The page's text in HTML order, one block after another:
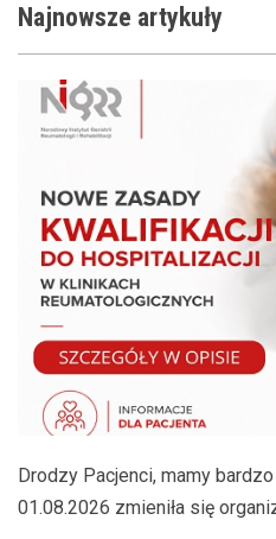
Najnowsze artykuły
Drodzy Pacjenci, mamy
01.08.2026 zmieniła się